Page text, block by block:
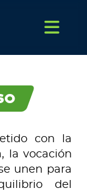
con la
la vocación
unen para
del